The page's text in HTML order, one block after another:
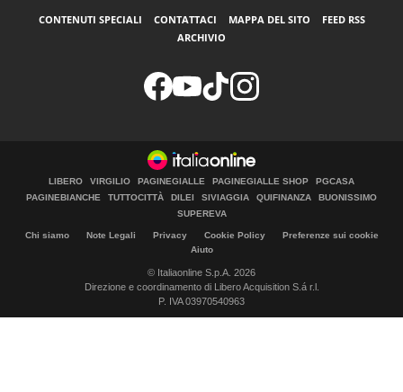
CONTENUTI SPECIALI CONTATTACI MAPPA DEL SITO
FEED RSS
ARCHIVIO
LIBERO VIRGILIO PAGINEGIALLE PAGINEGIALLE SHOP
PGCASA
PAGINEBIANCHE
TUTTOCITTÀ DILEI SIVIAGGIA QUIFINANZA
BUONISSIMO
SUPEREVA
Chi siamo Note Legali Privacy Cookie Policy
Preferenze sui cookie
Aiuto
© Italiaonline S.p.A. 2026
Direzione e coordinamento di Libero Acquisition S.á r.l.
P. IVA 03970540963